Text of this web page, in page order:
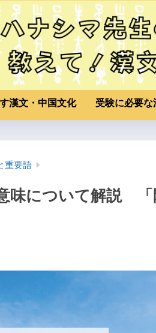
漢文・中国文化 受験に必要な
重要語
味について解説 「